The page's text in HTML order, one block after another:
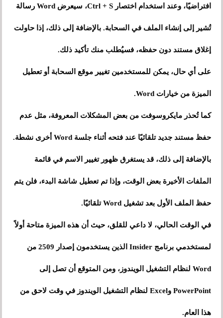
افتراضيًا، وعند استخدام اختصار Ctrl + S، سيعرض Word رسالة
تُشير إلى إنشاء الملف في السحابة. بالإضافة إلى ذلك، إذا حاولت
إغلاق مستند دون حفظه، فسيُطلب منك تأكيد ذلك.
على أي حال، يمكن للمستخدمين تغيير موقع السحابة أو تعطيل
الميزة من خيارات Word.
كما تُحذر مايكروسوفت من بعض المشكلات المعروفة، مثل عدم
حفظ مستند جديد تلقائيًا عند فتحه أثناء جلسة Word أخرى نشطة.
بالإضافة إلى ذلك، قد يستغرق ظهور تغيير الاسم في قائمة
الملفات الأخيرة بعض الوقت، وإذا تم تعطيل شاشة البدء، فلن يتم
حفظ الملف الأول بعد تشغيل Word تلقائيًا.
في الوقت الحالي، لا داعي للقلق، حيث أن هذه الميزة متاحة أولاً
لمستخدمي برنامج Insider الذين يستخدمون إصدار 2509 من
Word لنظام التشغيل الويندوز، ومن المتوقع أن تصل إلى
PowerPoint وExcel لنظام التشغيل الويندوز في وقت لاحق من
هذا العام.